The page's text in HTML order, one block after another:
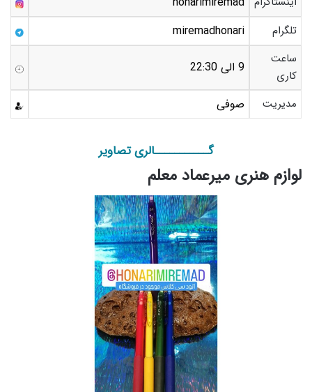
تلگرام miremadhonari
ساعت
کاری
9 الی 22:30
مدیریت صوفی
گـــــــــــالری تصاویر
لوازم هنری میرعماد معلم